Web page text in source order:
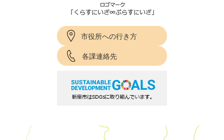
市役所への行き方
各課連絡先